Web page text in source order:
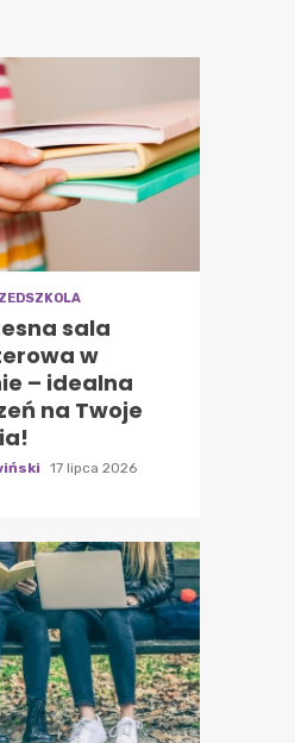
sala
w
– idealna
na Twoje
17 lipca 2026